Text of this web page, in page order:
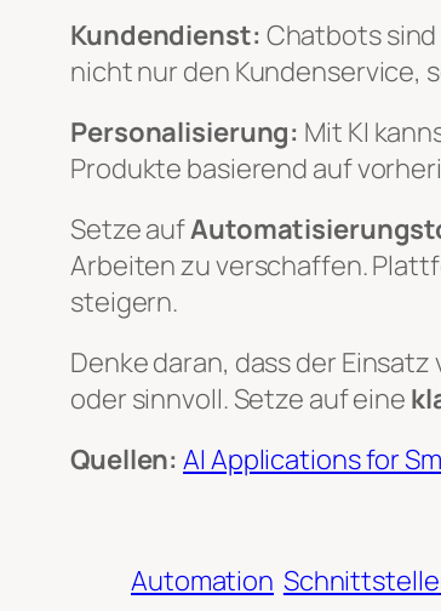
Kundendienst: Chatbots
nicht nur den Kundenservice,
Personalisierung: Mit KI
Produkte basierend auf
Setze auf
Arbeiten zu verschaffen.
steigern.
Denke daran, dass der
oder sinnvoll. Setze auf eine
Quellen: AI Applications for
Automation